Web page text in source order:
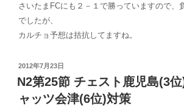
さいたまFCにも２－１で勝っていますので、
でしたが、
カルチョ予想は拮抗してますね。
投
稿
日:
2012年7月23日
N2第25節 チェスト鹿児島(3
ャッツ会津(6位)対策